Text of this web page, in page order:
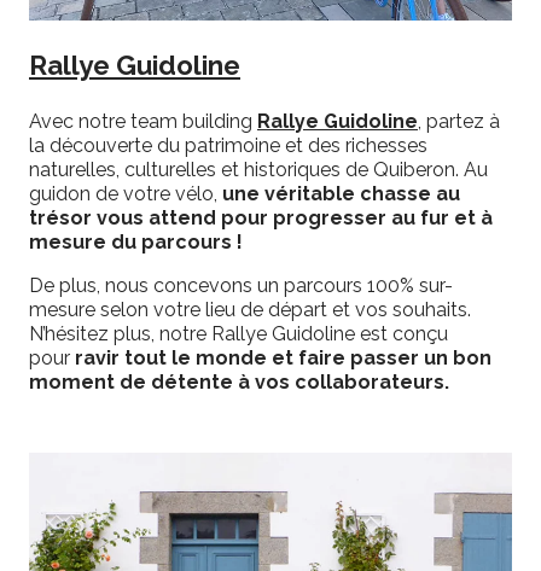
Rallye Guidoline
Avec notre team building Rallye Guidoline, partez à
la découverte du patrimoine et des richesses
naturelles, culturelles et historiques de Quiberon. Au
guidon de votre vélo, une véritable chasse au
trésor vous attend pour progresser au fur et à
mesure du parcours !
De plus, nous concevons un parcours 100% sur-
mesure selon votre lieu de départ et vos souhaits.
N’hésitez plus, notre Rallye Guidoline est conçu
pour ravir tout le monde et faire passer un bon
moment de détente à vos collaborateurs.